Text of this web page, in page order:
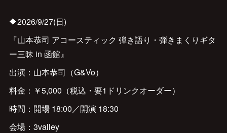
🔷2026/9/27(日)
『山本恭司 アコースティック 弾き語り・弾きまくりギタ
ー三昧 in 函館』
出演：山本恭司（G&Vo）
料金：￥5,000（税込・要1ドリンクオーダー）
時間：開場 18:00／開演 18:30
会場：3valley